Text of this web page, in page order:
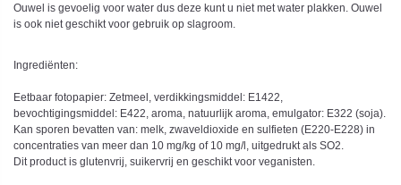
Ouwel is gevoelig voor water dus deze kunt u niet met water plakken. Ouwel
is ook niet geschikt voor gebruik op slagroom.
Ingrediënten:
Eetbaar fotopapier: Zetmeel, verdikkingsmiddel: E1422,
bevochtigingsmiddel: E422, aroma, natuurlijk aroma, emulgator: E322 (soja).
Kan sporen bevatten van: melk, zwaveldioxide en sulfieten (E220-E228) in
concentraties van meer dan 10 mg/kg of 10 mg/l, uitgedrukt als SO2.
Dit product is glutenvrij, suikervrij en geschikt voor veganisten.